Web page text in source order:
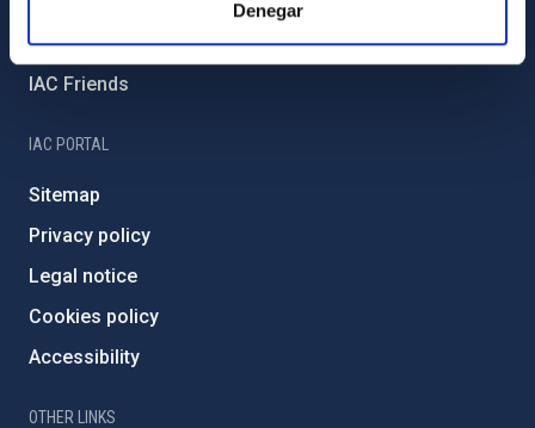
Denegar
Severo Ochoa Programme
IAC Friends
IAC PORTAL
Sitemap
Privacy policy
Legal notice
Cookies policy
Accessibility
OTHER LINKS